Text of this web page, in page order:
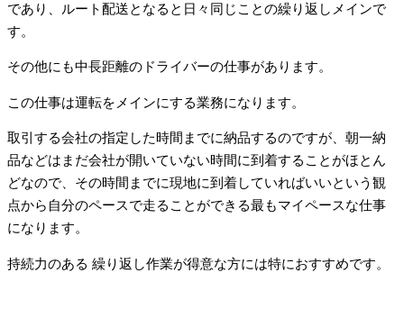
であり、ルート配送となると日々同じことの繰り返しメインで
す。
その他にも中長距離のドライバーの仕事があります。
この仕事は運転をメインにする業務になります。
取引する会社の指定した時間までに納品するのですが、朝一納
品などはまだ会社が開いていない時間に到着することがほとん
どなので、その時間までに現地に到着していればいいという観
点から自分のペースで走ることができる最もマイペースな仕事
になります。
持続力のある 繰り返し作業が得意な方には特におすすめです。